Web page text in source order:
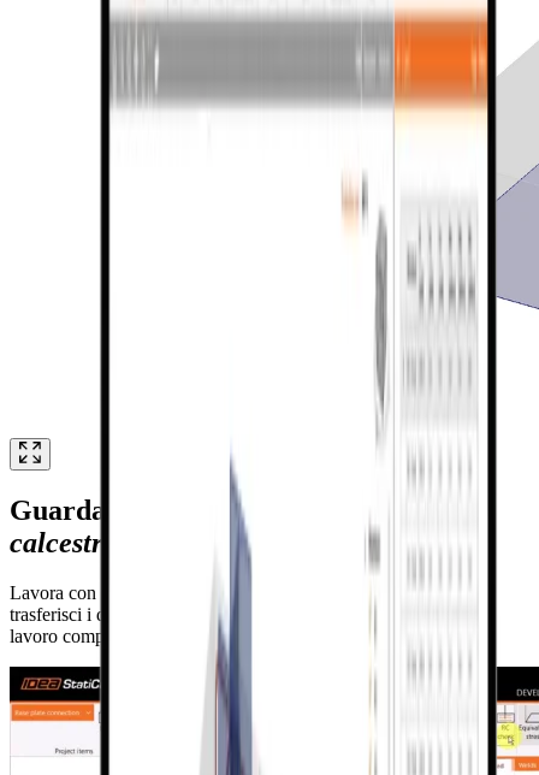
Guarda il
flusso di lavoro acciaio-
calcestruzzo
Lavora con piastre annegate sia in Connection che in Detail e
trasferisci i dati da un'applicazione all'altra. Guarda il flusso di
lavoro completo da Connection a Detail in questo breve video.